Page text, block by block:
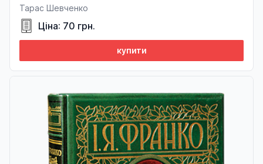
Тарас Шевченко
Ціна: 70 грн.
купити